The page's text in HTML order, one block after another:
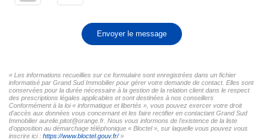
Envoyer le message
« Les informations recueillies sur ce formulaire sont enregistrées dans un fichier
informatisé par Grand Sud Immobilier pour gérer votre demande de contact. Elles sont
conservées pour la durée nécessaire à la gestion de la relation client dans le respect
des prescriptions légales applicables et sont destinées à nos conseillers
Conformément à la loi « informatique et libertés », vous pouvez exercer votre droit
d'accès aux données vous concernant et les faire rectifier en contactant Grand Sud
Immobilier aurelie.pitot@orange.fr. Nous vous informons de l'existence de la liste
d'opposition au démarchage téléphonique « Bloctel », sur laquelle vous pouvez vous
inscrire ici : https://www.bloctel.gouv.fr/»